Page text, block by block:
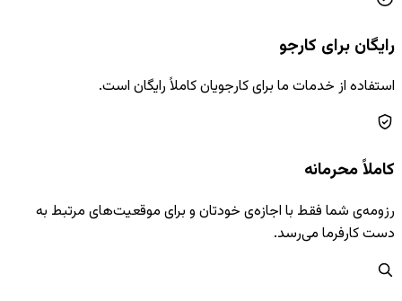
رایگان برای کارجو
استفاده از خدمات ما برای کارجویان کاملاً رایگان است.
کاملاً محرمانه
رزومه‌ی شما فقط با اجازه‌ی خودتان و برای موقعیت‌های مرتبط به
دست کارفرما می‌رسد.